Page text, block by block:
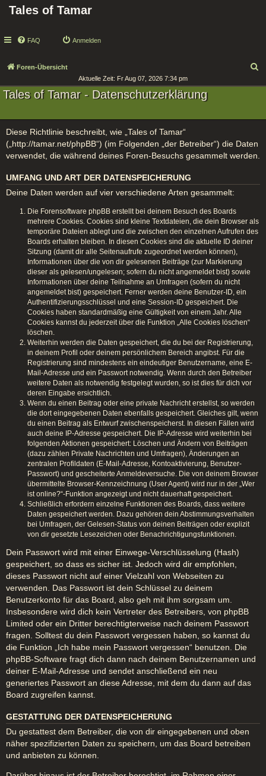
Tales of Tamar
FAQ Anmelden
Foren-Übersicht
Aktuelle Zeit: Fr Aug 07, 2026 7:34 pm
Tales of Tamar - Datenschutzerklärung
Diese Richtlinie beschreibt, wie „Tales of Tamar“
(„http://tamar.net/phpBB“) (im Folgenden „der Betreiber“) die Daten
verwendet, die während deines Foren-Besuchs gesammelt werden.
UMFANG UND ART DER DATENSPEICHERUNG
Deine Daten werden auf vier verschiedene Arten gesammelt:
Die Forensoftware phpBB erstellt bei deinem Besuch des Boards
mehrere Cookies. Cookies sind kleine Textdateien, die dein Browser als
temporäre Dateien ablegt und die zwischen den einzelnen Aufrufen des
Boards erhalten bleiben. In diesen Cookies sind die aktuelle ID deiner
Sitzung (damit dir alle Seitenaufrufe zugeordnet werden können),
Informationen über die von dir gelesenen Beiträge (zur Markierung
dieser als gelesen/ungelesen; sofern du nicht angemeldet bist) sowie
Informationen über deine Teilnahme an Umfragen (sofern du nicht
angemeldet bist) gespeichert. Ferner werden deine Benutzer-ID, ein
Authentifizierungsschlüssel und eine Session-ID gespeichert. Die
Cookies haben standardmäßig eine Gültigkeit von einem Jahr. Alle
Cookies kannst du jederzeit über die Funktion „Alle Cookies löschen“
löschen.
Weiterhin werden die Daten gespeichert, die du bei der Registrierung,
in deinem Profil oder deinem persönlichem Bereich angibst. Für die
Registrierung sind mindestens ein eindeutiger Benutzername, eine E-
Mail-Adresse und ein Passwort notwendig. Wenn durch den Betreiber
weitere Daten als notwendig festgelegt wurden, so ist dies für dich vor
deren Eingabe ersichtlich.
Wenn du einen Beitrag oder eine private Nachricht erstellst, so werden
die dort eingegebenen Daten ebenfalls gespeichert. Gleiches gilt, wenn
du einen Beitrag als Entwurf zwischenspeicherst. In diesen Fällen wird
auch deine IP-Adresse gespeichert. Die IP-Adresse wird weiterhin bei
folgenden Aktionen gespeichert: Löschen und Ändern von Beiträgen
(dazu zählen Private Nachrichten und Umfragen), Änderungen an
zentralen Profildaten (E-Mail-Adresse, Kontoaktivierung, Benutzer-
Passwort) und gescheiterte Anmeldeversuche. Die von deinem Browser
übermittelte Browser-Kennzeichnung (User Agent) wird nur in der „Wer
ist online?“-Funktion angezeigt und nicht dauerhaft gespeichert.
Schließlich erfordern einzelne Funktionen des Boards, dass weitere
Daten gespeichert werden. Dazu gehören dein Abstimmungsverhalten
bei Umfragen, der Gelesen-Status von deinen Beiträgen oder explizit
von dir gesetzte Lesezeichen oder Benachrichtigungsfunktionen.
Dein Passwort wird mit einer Einwege-Verschlüsselung (Hash)
gespeichert, so dass es sicher ist. Jedoch wird dir empfohlen,
dieses Passwort nicht auf einer Vielzahl von Webseiten zu
verwenden. Das Passwort ist dein Schlüssel zu deinem
Benutzerkonto für das Board, also geh mit ihm sorgsam um.
Insbesondere wird dich kein Vertreter des Betreibers, von phpBB
Limited oder ein Dritter berechtigterweise nach deinem Passwort
fragen. Solltest du dein Passwort vergessen haben, so kannst du
die Funktion „Ich habe mein Passwort vergessen“ benutzen. Die
phpBB-Software fragt dich dann nach deinem Benutzernamen und
deiner E-Mail-Adresse und sendet anschließend ein neu
generiertes Passwort an diese Adresse, mit dem du dann auf das
Board zugreifen kannst.
GESTATTUNG DER DATENSPEICHERUNG
Du gestattest dem Betreiber, die von dir eingegebenen und oben
näher spezifizierten Daten zu speichern, um das Board betreiben
und anbieten zu können.